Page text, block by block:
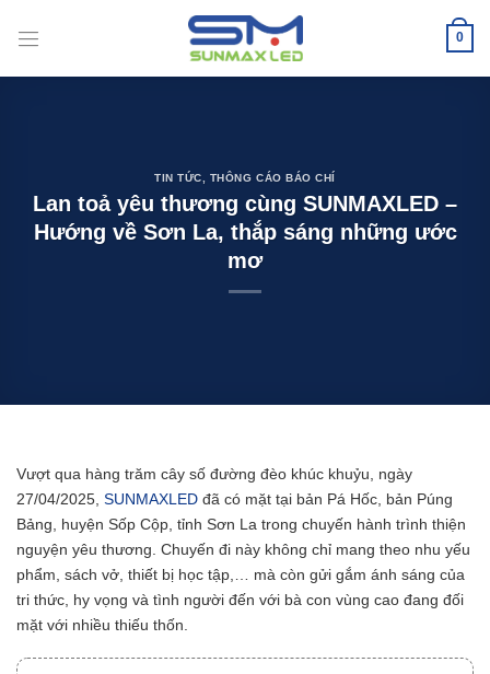
qua
0
TIN TỨC THÔNG CÁO BÁO CHÍ
Lan toả yêu thương cùng SUNMAXLED –
Hướng về Sơn La, thắp sáng những ước
mơ
Vượt qua hàng trăm cây số đường đèo khúc khuỷu, ngày
27/04/2025, SUNMAXLED đã có mặt tại bản Pá Hốc, bản Púng
Bảng, huyện Sốp Cộp, tỉnh Sơn La trong chuyến hành trình thiện
nguyện yêu thương. Chuyến đi này không chỉ mang theo nhu yếu
phẩm, sách vở, thiết bị học tập,… mà còn gửi gắm ánh sáng của
tri thức, hy vọng và tình người đến với bà con vùng cao đang đối
mặt với nhiều thiếu thốn.